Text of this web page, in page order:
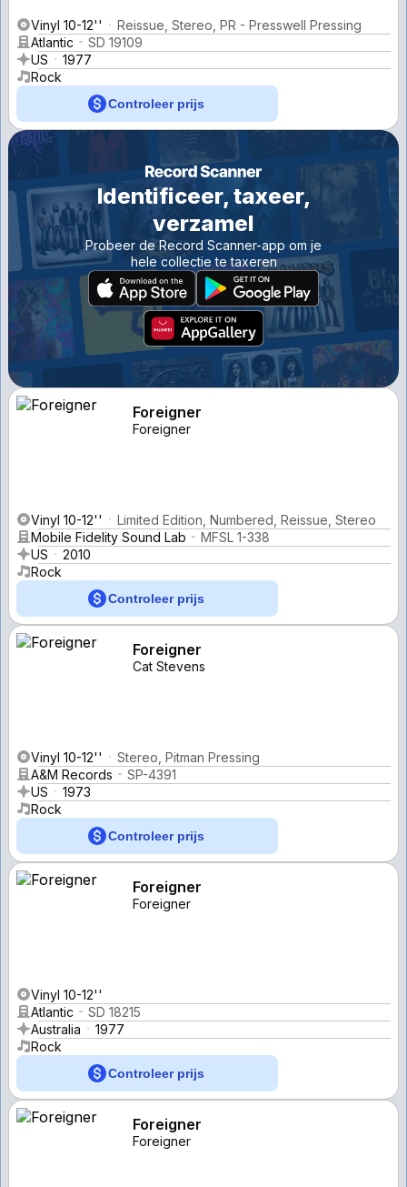
Vinyl 10-12''
Reissue, Stereo, PR - Presswell Pressing
Atlantic
SD 19109
US
1977
Rock
Controleer prijs
Identificeer, taxeer,
verzamel
Probeer de Record Scanner-app om je
hele collectie te taxeren
Foreigner
Foreigner
Vinyl 10-12''
Limited Edition, Numbered, Reissue, Stereo
Mobile Fidelity Sound Lab
MFSL 1-338
US
2010
Rock
Controleer prijs
Foreigner
Cat Stevens
Vinyl 10-12''
Stereo, Pitman Pressing
A&M Records
SP-4391
US
1973
Rock
Controleer prijs
Foreigner
Foreigner
Vinyl 10-12''
Atlantic
SD 18215
Australia
1977
Rock
Controleer prijs
Foreigner
Foreigner